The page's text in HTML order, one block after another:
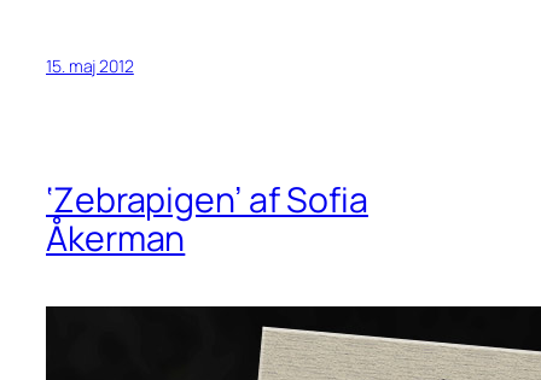
15. maj 2012
‘Zebrapigen’ af Sofia
Åkerman